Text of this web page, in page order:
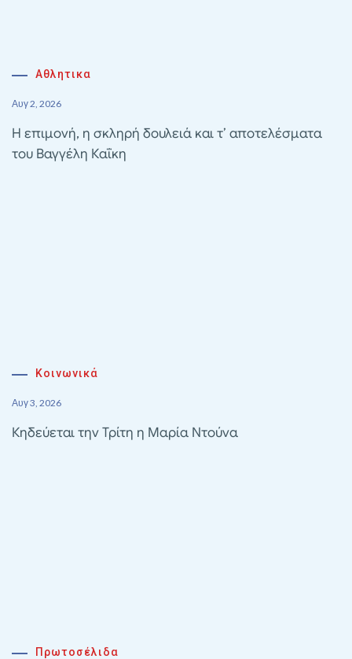
Αθλητικα
Αυγ 2, 2026
Η επιμονή, η σκληρή δουλειά και τ’ αποτελέσματα
του Βαγγέλη Καΐκη
Κοινωνικά
Αυγ 3, 2026
Κηδεύεται την Τρίτη η Μαρία Ντούνα
Πρωτοσέλιδα